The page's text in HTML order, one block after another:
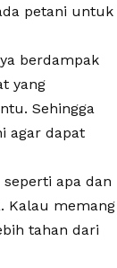
petani untuk
berdampak
yang
Sehingga
agar dapat
apa dan
Kalau memang
tahan dari